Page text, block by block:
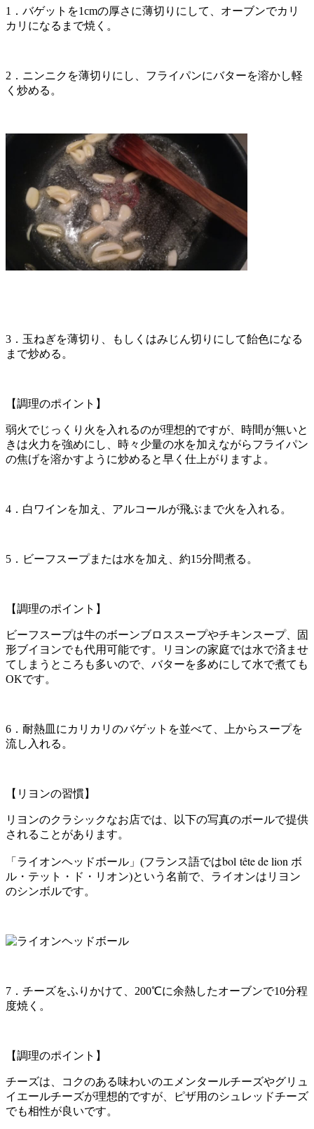
1．バゲットを1cmの厚さに薄切りにして、オーブンでカリ
カリになるまで焼く。
2．ニンニクを薄切りにし、フライパンにバターを溶かし軽
く炒める。
3．玉ねぎを薄切り、もしくはみじん切りにして飴色になる
まで炒める。
【調理のポイント】
弱火でじっくり火を入れるのが理想的ですが、時間が無いと
きは火力を強めにし、時々少量の水を加えながらフライパン
の焦げを溶かすように炒めると早く仕上がりますよ。
4．白ワインを加え、アルコールが飛ぶまで火を入れる。
5．ビーフスープまたは水を加え、約15分間煮る。
【調理のポイント】
ビーフスープは牛のボーンブロススープやチキンスープ、固
形ブイヨンでも代用可能です。リヨンの家庭では水で済ませ
てしまうところも多いので、バターを多めにして水で煮ても
OKです。
6．耐熱皿にカリカリのバゲットを並べて、上からスープを
流し入れる。
【リヨンの習慣】
リヨンのクラシックなお店では、以下の写真のボールで提供
されることがあります。
「ライオンヘッドボール」(フランス語ではbol tête de lion ボ
ル・テット・ド・リオン)という名前で、ライオンはリヨン
のシンボルです。
7．チーズをふりかけて、200℃に余熱したオーブンで10分程
度焼く。
【調理のポイント】
チーズは、コクのある味わいのエメンタールチーズやグリュ
イエールチーズが理想的ですが、ピザ用のシュレッドチーズ
でも相性が良いです。